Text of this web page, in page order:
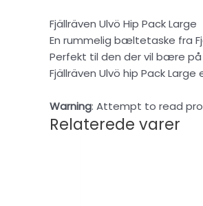
Fjällräven Ulvö Hip Pack Large
En rummelig bæltetaske fra
Perfekt til den der vil bære
Fjällräven Ulvö hip Pack
Warning: Attempt to read
Relaterede varer